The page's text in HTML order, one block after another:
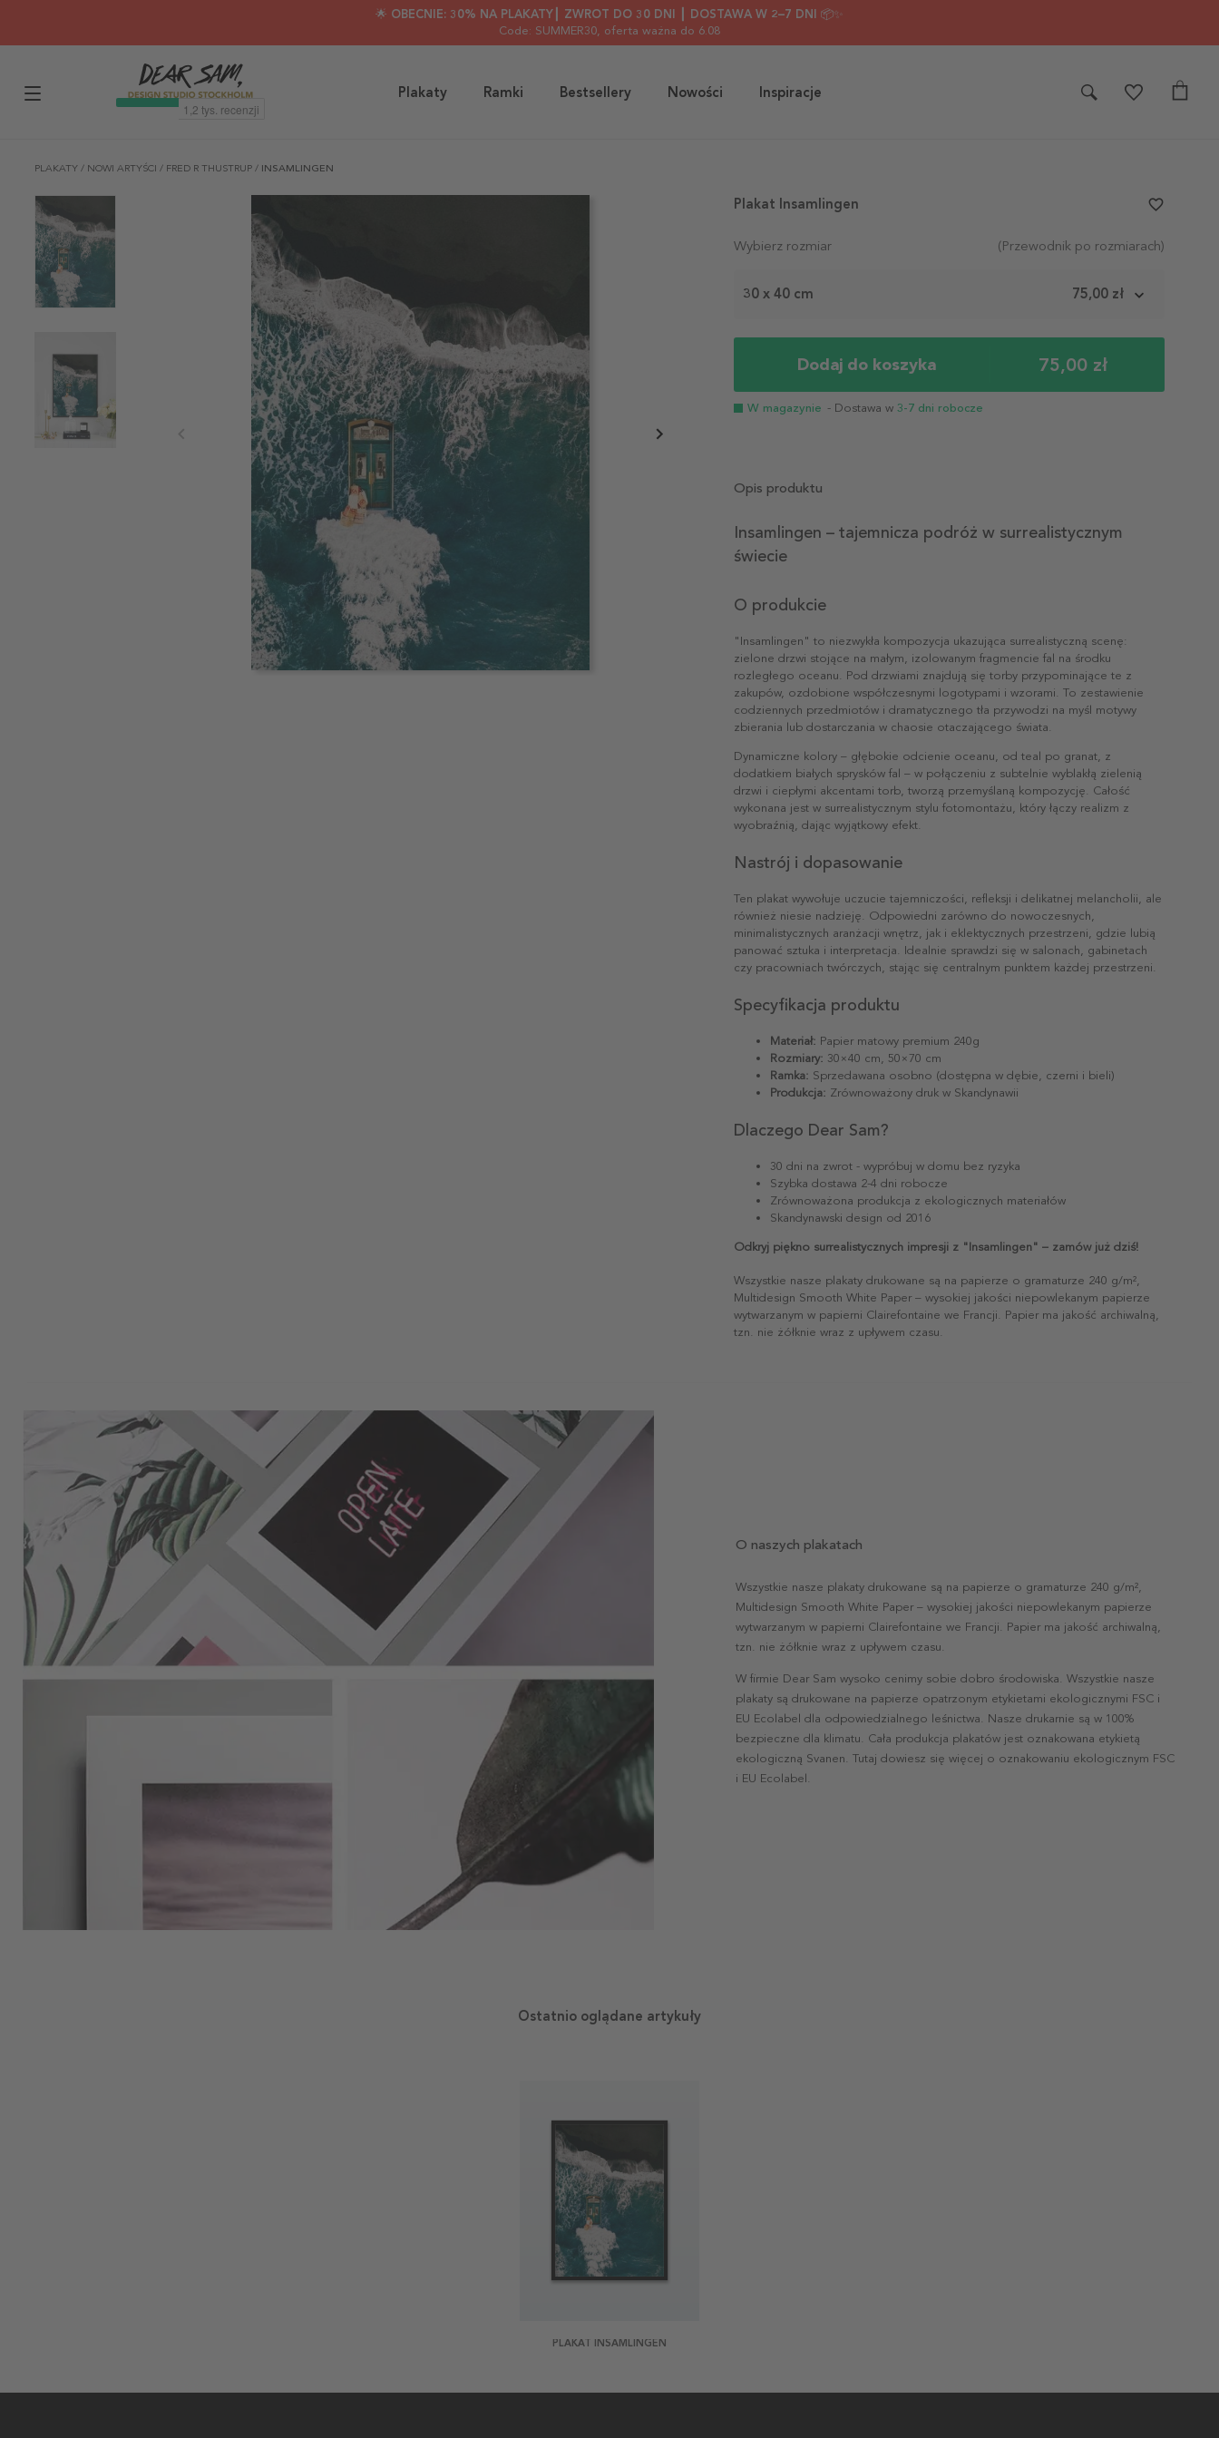
🌟 OBECNIE: 30% NA PLAKATY┃ ZWROT DO 30 DNI ┃ DOSTAWA W 2–7 DNI 📦✨
Code: SUMMER30, oferta ważna do 6.08
Plakaty Ramki Bestsellery Nowości Inspiracje
PLAKATY / NOWI ARTYŚCI / FRED R THUSTRUP / INSAMLINGEN
Wybierz rozmiar (Przewodnik po rozmiarach)
30 x 40 cm 75,00 zł
Dodaj do koszyka 75,00 zł
W magazynie - Dostawa w 3-7 dni robocze
Plakat Insamlingen favorite_border
Opis produktu
Insamlingen – tajemnicza podróż w surrealistycznym
świecie
O produkcie
"Insamlingen" to niezwykła kompozycja ukazująca surrealistyczną scenę:
zielone drzwi stojące na małym, izolowanym fragmencie fal na środku
rozległego oceanu. Pod drzwiami znajdują się torby przypominające te z
zakupów, ozdobione współczesnymi logotypami i wzorami. To zestawienie
codziennych przedmiotów i dramatycznego tła przywodzi na myśl motywy
zbierania lub dostarczania w chaosie otaczającego świata.
Dynamiczne kolory – głębokie odcienie oceanu, od teal po granat, z
dodatkiem białych sprysków fal – w połączeniu z subtelnie wyblakłą zielenią
drzwi i ciepłymi akcentami torb, tworzą przemyślaną kompozycję. Całość
wykonana jest w surrealistycznym stylu fotomontażu, który łączy realizm z
wyobraźnią, dając wyjątkowy efekt.
Nastrój i dopasowanie
Ten plakat wywołuje uczucie tajemniczości, refleksji i delikatnej melancholii, ale
również niesie nadzieję. Odpowiedni zarówno do nowoczesnych,
minimalistycznych aranżacji wnętrz, jak i eklektycznych przestrzeni, gdzie lubią
panować sztuka i interpretacja. Idealnie sprawdzi się w salonach, gabinetach
czy pracowniach twórczych, stając się centralnym punktem każdej przestrzeni.
Specyfikacja produktu
Materiał: Papier matowy premium 240g
Rozmiary: 30×40 cm, 50×70 cm
Ramka: Sprzedawana osobno (dostępna w dębie, czerni i bieli)
Produkcja: Zrównoważony druk w Skandynawii
Dlaczego Dear Sam?
30 dni na zwrot - wypróbuj w domu bez ryzyka
Szybka dostawa 2-4 dni robocze
Zrównoważona produkcja z ekologicznych materiałów
Skandynawski design od 2016
Odkryj piękno surrealistycznych impresji z "Insamlingen" – zamów już dziś!
Wszystkie nasze plakaty drukowane są na papierze o gramaturze 240 g/m²,
Multidesign Smooth White Paper – wysokiej jakości niepowlekanym papierze
wytwarzanym w papierni Clairefontaine we Francji. Papier ma jakość archiwalną,
tzn. nie żółknie wraz z upływem czasu.
O naszych plakatach
Wszystkie nasze plakaty drukowane są na papierze o gramaturze 240 g/m²,
Multidesign Smooth White Paper – wysokiej jakości niepowlekanym papierze
wytwarzanym w papierni Clairefontaine we Francji. Papier ma jakość archiwalną,
tzn. nie żółknie wraz z upływem czasu.
W firmie Dear Sam wysoko cenimy sobie dobro środowiska. Wszystkie nasze
plakaty są drukowane na papierze opatrzonym etykietami ekologicznymi FSC i
EU Ecolabel dla odpowiedzialnego leśnictwa. Nasze drukarnie są w 100%
bezpieczne dla klimatu. Cała produkcja plakatów jest oznakowana etykietą
ekologiczną Svanen. Tutaj dowiesz się więcej o oznakowaniu ekologicznym FSC
i EU Ecolabel.
Ostatnio oglądane artykuły
PLAKAT INSAMLINGEN